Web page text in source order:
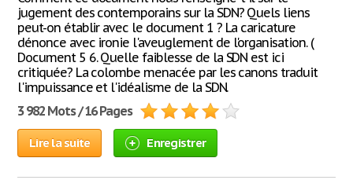
jugement des contemporains sur la SDN? Quels liens
peut-on établir avec le document 1 ? La caricature
dénonce avec ironie l'aveuglement de l'organisation. (
Document 5 6. Quelle faiblesse de la SDN est ici
critiquée? La colombe menacée par les canons traduit
l'impuissance et l'idéalisme de la SDN.
3 982 Mots / 16 Pages
Lire la suite Enregistrer